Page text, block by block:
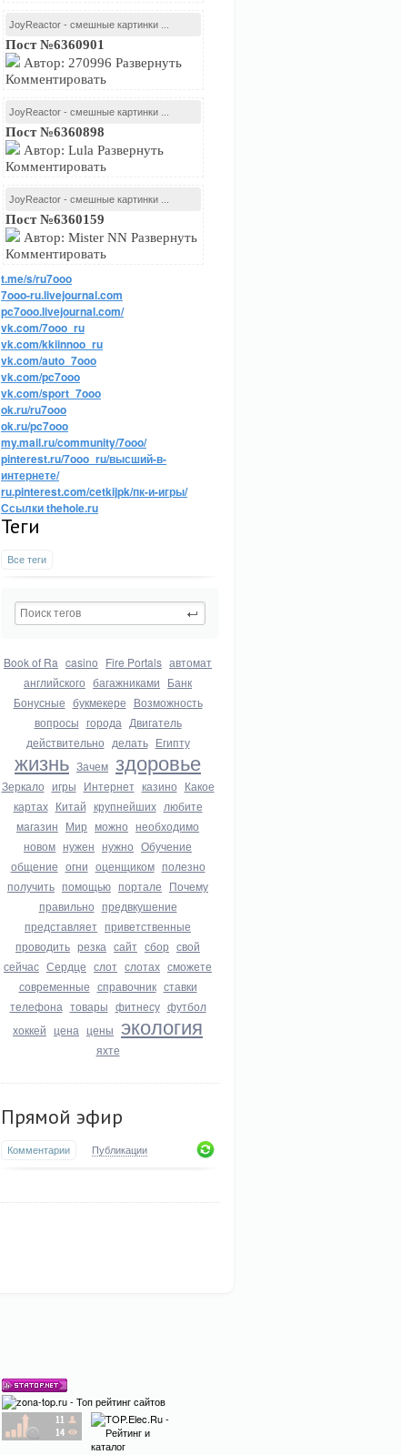
JoyReactor - смешные картинки ...
Пост №6360901
Автор: 270996 Развернуть
Комментировать
JoyReactor - смешные картинки ...
Пост №6360898
Автор: Lula Развернуть
Комментировать
JoyReactor - смешные картинки ...
Пост №6360159
Автор: Mister NN Развернуть
Комментировать
t.me/s/ru7ooo
7ooo-ru.livejournal.com
pc7ooo.livejournal.com/
vk.com/7ooo_ru
vk.com/kkiinnoo_ru
vk.com/auto_7ooo
vk.com/pc7ooo
vk.com/sport_7ooo
ok.ru/ru7ooo
ok.ru/pc7ooo
my.mail.ru/community/7ooo/
pinterest.ru/7ooo_ru/высший-в-
интернете/
ru.pinterest.com/cetkijpk/пк-и-игры/
Ссылки thehole.ru
Теги
Все теги
Book of Ra casino Fire Portals автомат
английского багажниками Банк
Бонусные букмекере Возможность
вопросы города Двигатель
действительно делать Египту
жизнь Зачем здоровье
Зеркало игры Интернет казино Какое
картах Китай крупнейших любите
магазин Мир можно необходимо
новом нужен нужно Обучение
общение огни оценщиком полезно
получить помощью портале Почему
правильно предвкушение
представляет приветственные
проводить резка сайт сбор свой
сейчас Сердце слот слотах сможете
современные справочник ставки
телефона товары фитнесу футбол
хоккей цена цены экология
яхте
Прямой эфир
Комментарии Публикации